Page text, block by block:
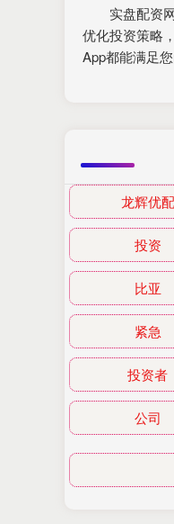
实盘配资
优化投资策略
App都能满足
龙辉优配
投资
比亚
紧急
投资者
公司